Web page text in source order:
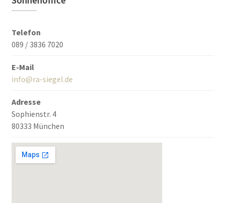
Telefon
089 / 3836 7020
E-Mail
info@ra-siegel.de
Adresse
Sophienstr. 4
80333 München